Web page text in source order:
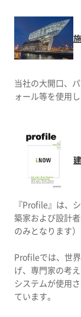
当社の大開口、
ォール等を使用
『Profile』は、
築家および設計
のみとなります）
Profileでは、世
げ、専門家の考
システムが使用
ています。